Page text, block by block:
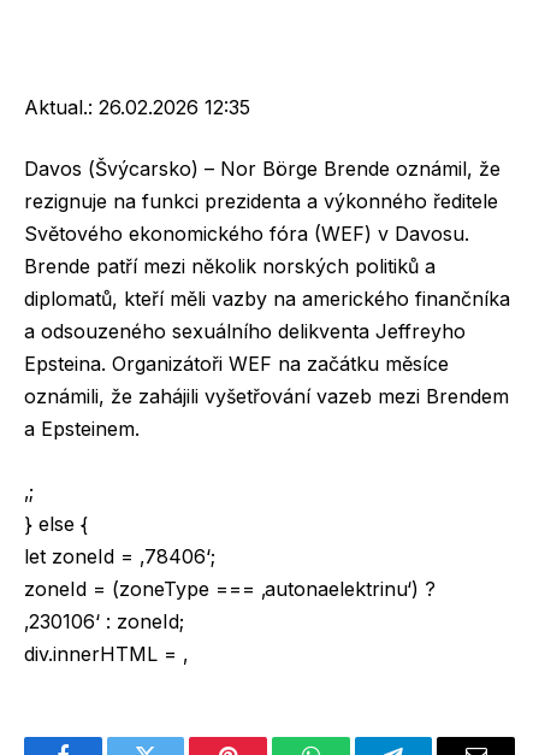
Aktual.: 26.02.2026 12:35
Davos (Švýcarsko) – Nor Börge Brende oznámil, že
rezignuje na funkci prezidenta a výkonného ředitele
Světového ekonomického fóra (WEF) v Davosu.
Brende patří mezi několik norských politiků a
diplomatů, kteří měli vazby na amerického finančníka
a odsouzeného sexuálního delikventa Jeffreyho
Epsteina. Organizátoři WEF na začátku měsíce
oznámili, že zahájili vyšetřování vazeb mezi Brendem
a Epsteinem.
‚;
} else {
let zoneId = ‚78406‘;
zoneId = (zoneType === ‚autonaelektrinu‘) ?
‚230106‘ : zoneId;
div.innerHTML = ‚